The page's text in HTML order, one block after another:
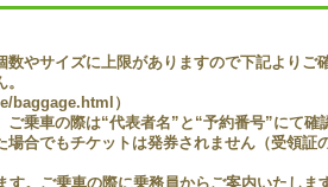
やサイズに上限がありますので下記よりご
baggage.html）
ご乗車の際は“代表者名”と“予約番号”にて確
合でもチケットは発券されません（受領証
。ご乗車の際に乗務員からご案内いたしま